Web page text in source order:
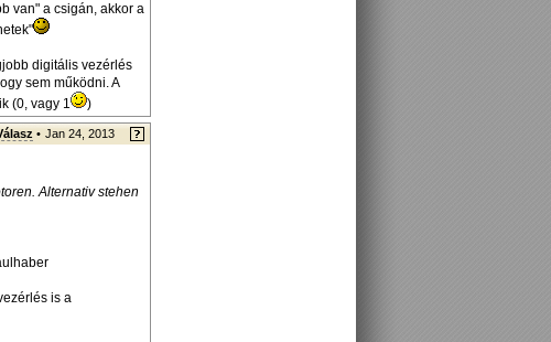
van" a csigán, akkor a
digitális vezérlés
sem működni. A
(0, vagy 1
)
• Jan 24, 2013
Alternativ stehen
is a